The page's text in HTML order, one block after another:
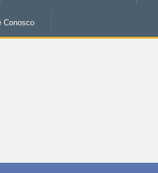
Conosco